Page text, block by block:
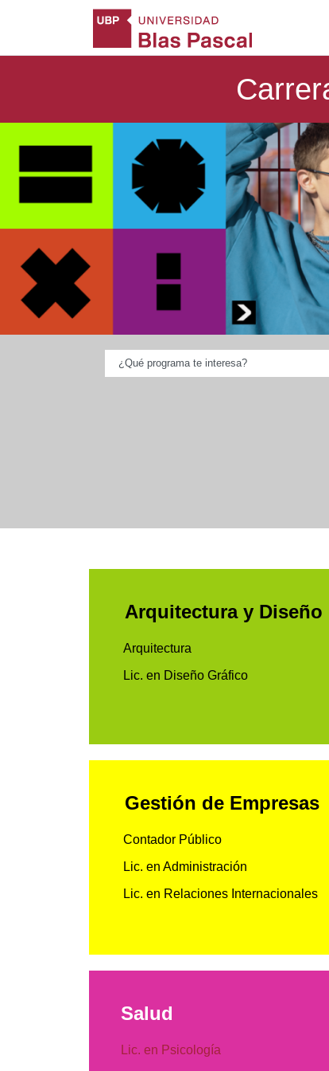
Arquitectura y Diseño
Arquitectura
Lic. en Diseño Gráfico
Gestión de Empresas
Contador Público
Lic. en Administración
Lic. en Relaciones Internacionales
Salud
Lic. en Psicología